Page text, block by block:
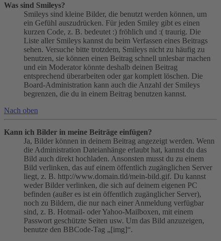
Was sind Smileys?
Smileys sind kleine Bilder, die benutzt werden können, um
ein Gefühl auszudrücken. Für jeden Smiley gibt es einen
kurzen Code, z. B. bedeutet :) fröhlich und :( traurig. Die
Liste aller Smileys kannst du beim Verfassen eines Beitrags
sehen. Versuche bitte trotzdem, Smileys nicht zu häufig zu
benutzen, sie können einen Beitrag schnell unlesbar machen
und ein Moderator könnte deshalb deinen Beitrag
entsprechend überarbeiten oder gar komplett löschen. Die
Board-Administration kann auch die Anzahl der Smileys
begrenzen, die du in einem Beitrag benutzen kannst.
Nach oben
Kann ich Bilder in meine Beiträge einfügen?
Ja, Bilder können in deinem Beitrag angezeigt werden. Wenn
die Administration Dateianhänge erlaubt hat, kannst du das
Bild auch direkt hochladen. Ansonsten musst du zu einem
Bild verlinken, das auf einem öffentlich zugänglichen Server
liegt, z. B. http://www.domain.tld/mein-bild.gif. Du kannst
weder Bilder verlinken, die sich auf deinem eigenen PC
befinden (außer es ist ein öffentlich zugänglicher Server),
noch zu Bildern, die nur nach einer Anmeldung verfügbar
sind, z. B. Hotmail- oder Yahoo-Mailboxen, mit einem
Passwort geschützte Seiten usw. Um das Bild anzuzeigen,
benutze den BBCode-Tag „[img]“.